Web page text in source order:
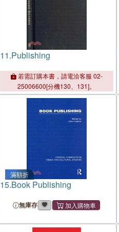
11.Publishing
若需訂購本書，請電洽客服 02-
25006600[分機130、131]。
滿額折
15.Book Publishing
無庫存